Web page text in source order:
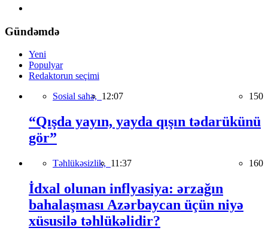
Gündəmdə
Yeni
Populyar
Redaktorun seçimi
Sosial sahə, 12:07 150
“Qışda yayın, yayda qışın tədarükünü
gör”
Təhlükəsizlik, 11:37 160
İdxal olunan inflyasiya: ərzağın
bahalaşması Azərbaycan üçün niyə
xüsusilə təhlükəlidir?